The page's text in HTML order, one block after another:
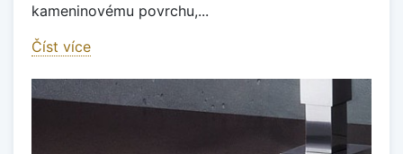
kameninovému povrchu,...
Číst více